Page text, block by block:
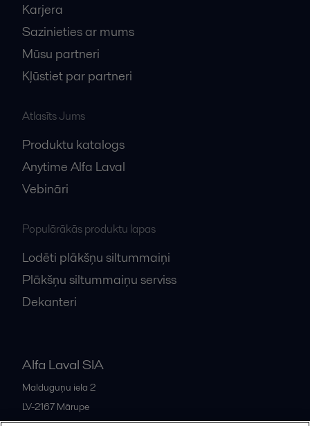
Karjera
Sazinieties ar mums
Mūsu partneri
Kļūstiet par partneri
Atlasīts Jums
Produktu katalogs
Anytime Alfa Laval
Vebināri
Populārākās produktu lapas
Lodēti plākšņu siltummaiņi
Plākšņu siltummaiņu serviss
Dekanteri
Alfa Laval SIA
Malduguņu iela 2
LV-2167 Mārupe